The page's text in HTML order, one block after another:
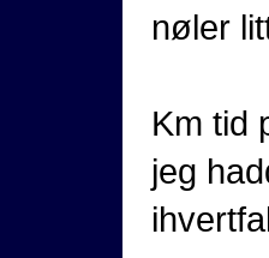
nøler
Km tid
jeg